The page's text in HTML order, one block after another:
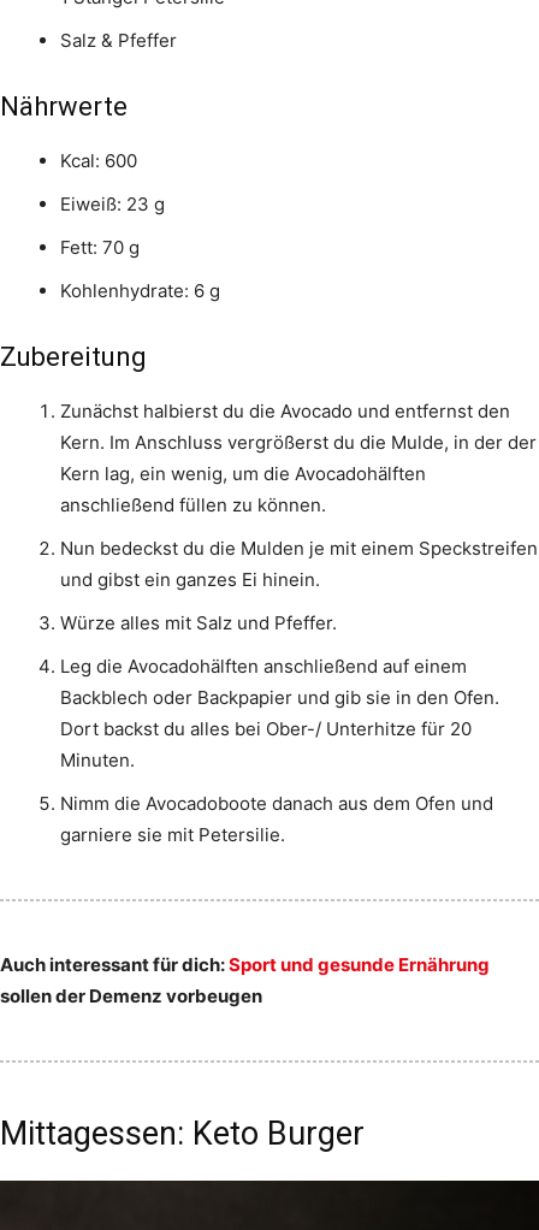
Salz & Pfeffer
Nährwerte
Kcal: 600
Eiweiß: 23 g
Fett: 70 g
Kohlenhydrate: 6 g
Zubereitung
Zunächst halbierst du die Avocado und entfernst den
Kern. Im Anschluss vergrößerst du die Mulde, in der der
Kern lag, ein wenig, um die Avocadohälften
anschließend füllen zu können.
Nun bedeckst du die Mulden je mit einem Speckstreifen
und gibst ein ganzes Ei hinein.
Würze alles mit Salz und Pfeffer.
Leg die Avocadohälften anschließend auf einem
Backblech oder Backpapier und gib sie in den Ofen.
Dort backst du alles bei Ober-/ Unterhitze für 20
Minuten.
Nimm die Avocadoboote danach aus dem Ofen und
garniere sie mit Petersilie.
Auch interessant für dich:Sport und gesunde Ernährung
sollen der Demenz vorbeugen
Mittagessen: Keto Burger